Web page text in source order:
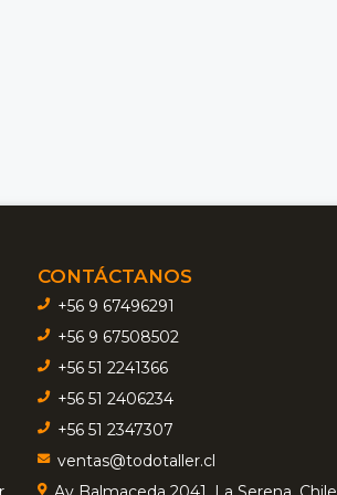
CONTÁCTANOS
+56 9 67496291
+56 9 67508502
+56 51 2241366
+56 51 2406234
+56 51 2347307
ventas@todotaller.cl